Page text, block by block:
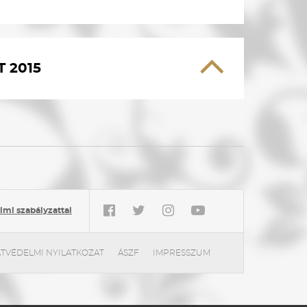
2015
szabályzattal
NYILATKOZAT ÁSZF IMPRESSZUM